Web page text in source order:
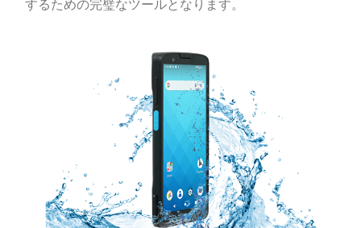
するための完璧なツールとなります。